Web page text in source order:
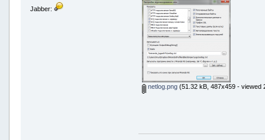
Jabber:
netlog.png(51.32 kB, 487x459 - viewed